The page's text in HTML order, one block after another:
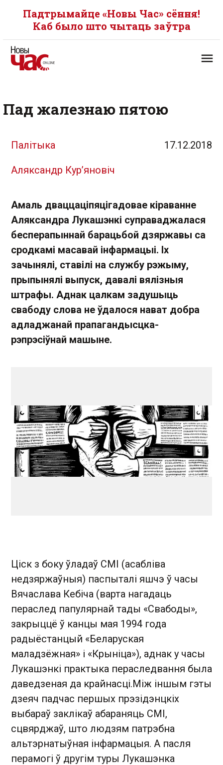
Падтрымайце «Новы Час» сёння!
Каб было што чытаць заўтра
Пад жалезнаю пятою
Палітыка 17.12.2018
Аляксандр Кур’яновіч
Амаль дваццаціпяцігадовае кіраванне
Аляксандра Лукашэнкі суправаджалася
бесперапыннай барацьбой дзяржавы са
сродкамі масавай інфармацыі. Іх
зачынялі, ставілі на службу рэжыму,
прыпынялі выпуск, давалі вялізныя
штрафы. Аднак цалкам задушыць
свабоду слова не ўдалося нават добра
адладжанай прапагандысцка-
рэпрэсіўнай машыне.
Ціск з боку ўладаў СМІ (асабліва
недзяржаўныя) паспыталі яшчэ ў часы
Вячаслава Кебіча (варта нагадаць
пераслед папулярнай тады «Свабоды»,
закрыццё ў канцы мая 1994 года
радыёстанцый «Беларуская
маладзёжная» і «Крыніца»), аднак у часы
Лукашэнкі практыка пераследвання была
даведзеная да крайнасці.Між іншым гэты
дзеяч падчас першых прэзідэнцкіх
выбараў заклікаў абараняць СМІ,
сцвярджаў, што людзям патрэбна
альтэрнатыўная інфармацыя. А пасля
перамогі ў другім туры Лукашэнка